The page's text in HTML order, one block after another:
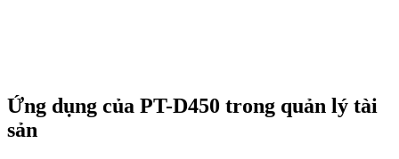
Ứng dụng của PT-D450 trong quản lý tài
sản